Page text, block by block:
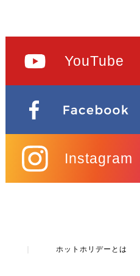
YouTube
Instagram
ホットホリデーとは